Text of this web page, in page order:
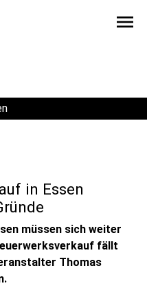
menu
in Essen
müssen sich weiter
fällt
Thomas